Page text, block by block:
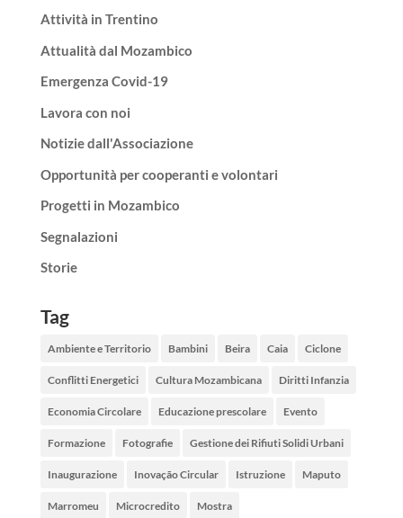
Attività in Trentino
Attualità dal Mozambico
Emergenza Covid-19
Lavora con noi
Notizie dall'Associazione
Opportunità per cooperanti e volontari
Progetti in Mozambico
Segnalazioni
Storie
Tag
Ambiente e Territorio Bambini Beira Caia Ciclone
Conflitti Energetici Cultura Mozambicana Diritti Infanzia
Economia Circolare Educazione prescolare Evento
Formazione Fotografie Gestione dei Rifiuti Solidi Urbani
Inaugurazione Inovação Circular Istruzione Maputo
Marromeu Microcredito Mostra